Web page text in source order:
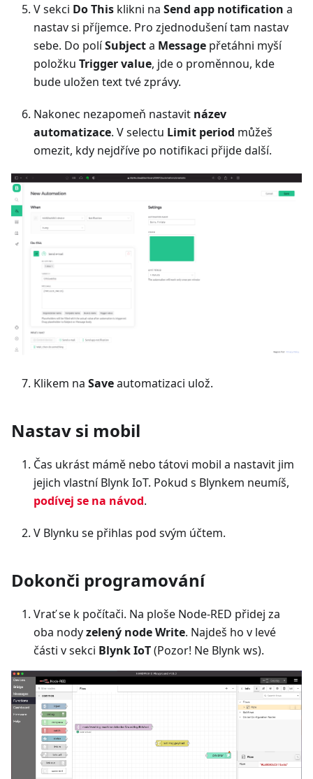
V sekci Do This klikni na Send app notification a
nastav si příjemce. Pro zjednodušení tam nastav
sebe. Do políSubjecta Message přetáhni myší
položku Trigger value, jde o proměnnou, kde
bude uložen text tvé zprávy.
Nakonec nezapomeň nastavit název
automatizace. V selectu Limit period můžeš
omezit, kdy nejdříve po notifikaci přijde další.
Klikem na Saveautomatizaci ulož.
Nastav si mobil
Čas ukrást mámě nebo tátovi mobil a nastavit jim
jejich vlastní Blynk IoT. Pokud s Blynkem neumíš,
podívej se na návod.
V Blynku se přihlas pod svým účtem.
Dokonči programování
Vrať se k počítači. Na ploše Node-RED přidej za
oba nodyzelený node Write. Najdeš ho v levé
části v sekci Blynk IoT(Pozor! Ne Blynk ws).